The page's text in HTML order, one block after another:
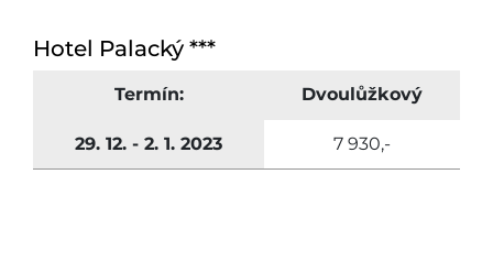
Hotel Palacký ***
Termín: Dvoulůžkový
29. 12. - 2. 1. 2023 7 930,-